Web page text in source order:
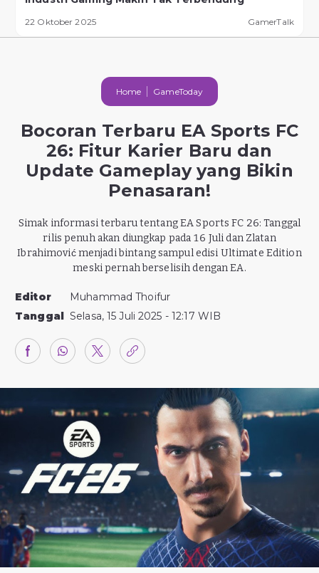
22 Oktober 2025 GamerTalk
Home GameToday
Bocoran Terbaru EA Sports FC
26: Fitur Karier Baru dan
Update Gameplay yang Bikin
Penasaran!
Simak informasi terbaru tentang EA Sports FC 26: Tanggal
rilis penuh akan diungkap pada 16 Juli dan Zlatan
Ibrahimović menjadi bintang sampul edisi Ultimate Edition
meski pernah berselisih dengan EA.
Editor
Muhammad Thoifur
Tanggal Selasa, 15 Juli 2025 - 12:17 WIB